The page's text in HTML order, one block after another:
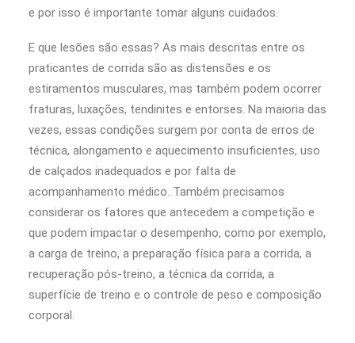
e por isso é importante tomar alguns cuidados.
E que lesões são essas? As mais descritas entre os
praticantes de corrida são as distensões e os
estiramentos musculares, mas também podem ocorrer
fraturas, luxações, tendinites e entorses. Na maioria das
vezes, essas condições surgem por conta de erros de
técnica, alongamento e aquecimento insuficientes, uso
de calçados inadequados e por falta de
acompanhamento médico. Também precisamos
considerar os fatores que antecedem a competição e
que podem impactar o desempenho, como por exemplo,
a carga de treino, a preparação física para a corrida, a
recuperação pós-treino, a técnica da corrida, a
superfície de treino e o controle de peso e composição
corporal.